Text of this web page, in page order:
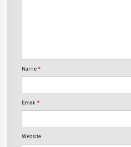
Name *
Email *
Website